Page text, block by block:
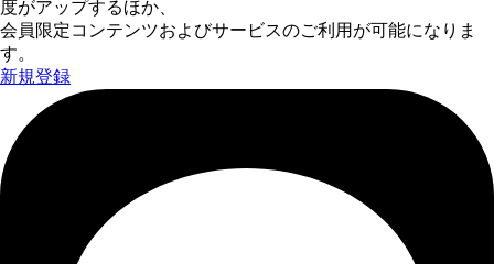
度がアップするほか、
会員限定コンテンツおよびサービスのご利用が可能になりま
す。
新規登録